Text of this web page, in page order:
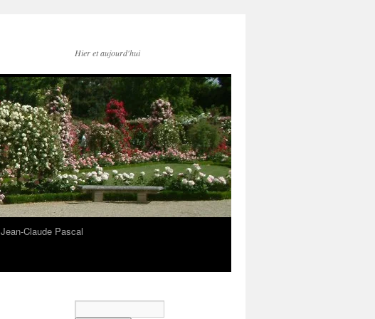
Hier et aujourd'hui
Jean-Claude Pascal